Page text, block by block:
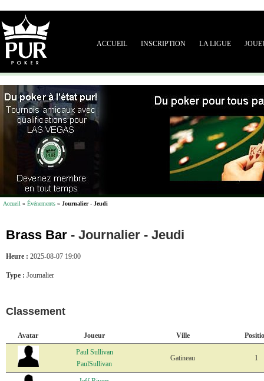
ACCUEIL INSCRIPTION LA LIGUE
Accueil » Événements » Journalier - Jeudi
Brass Bar - Journalier - Jeudi
Heure : 2025-08-07 19:00
Type : Journalier
Classement
Avatar Joueur Ville
Paul Sullivan
PaulSullivan
Gatineau 1